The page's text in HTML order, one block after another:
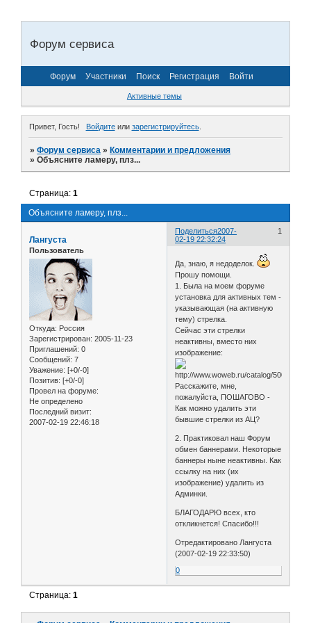
Форум сервиса
Форум Участники Поиск Регистрация Войти
Активные темы
Привет, Гость! Войдитеили зарегистрируйтесь.
»Форум сервиса »Комментарии и предложения
»Объясните ламеру, плз...
Объясните ламеру, плз...
Страница:1
Поделиться 1
2007-
02-19 22:32:24
Лангуста
Пользователь
Откуда: Россия
Зарегистрирован: 2005-11-23
Приглашений: 0
Сообщений: 7
Уважение: [+0/-0]
Позитив: [+0/-0]
Провел на форуме:
Не определено
Последний визит:
2007-02-19 22:46:18
Да, знаю, я недоделок.
Прошу помощи.
1. Была на моем форуме
установка для активных тем -
указывающая (на активную
тему) стрелка.
Сейчас эти стрелки
неактивны, вместо них
изображение:
Расскажите, мне,
пожалуйста, ПОШАГОВО -
Как можно удалить эти
бывшие стрелки из АЦ?
2. Практиковал наш Форум
обмен баннерами. Некоторые
баннеры ныне неактивны. Как
ссылку на них (их
изображение) удалить из
Админки.
БЛАГОДАРЮ всех, кто
откликнется! Спасибо!!!
Отредактировано Лангуста
(2007-02-19 22:33:50)
0
Страница:1